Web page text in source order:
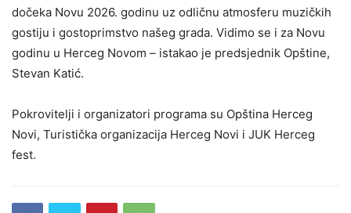
dočeka Novu 2026. godinu uz odličnu atmosferu muzičkih
gostiju i gostoprimstvo našeg grada. Vidimo se i za Novu
godinu u Herceg Novom – istakao je predsjednik Opštine,
Stevan Katić.
Pokrovitelji i organizatori programa su Opština Herceg
Novi, Turistička organizacija Herceg Novi i JUK Herceg
fest.